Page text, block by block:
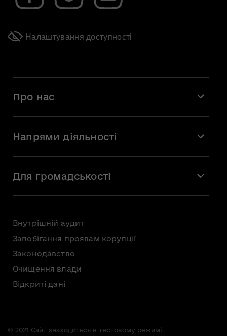
Налаштування доступності
Про нас
Команда
Вакансії
Напрями діяльності
Мистецька освіта
Для громадськості
Громадська рада
Консультації з громадськістю
Доступ до публічної інформації
Безоплатна первинна правнича допомога
Внутрішній аудит
Запобігання проявам корупції
Законодавство
Очищення влади
Відкриті дані
© 2021 Сайт знаходиться в тестовому режимі.